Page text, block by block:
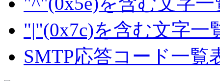
"|"(0x7c)を含む文字一
SMTP応答コード一覧